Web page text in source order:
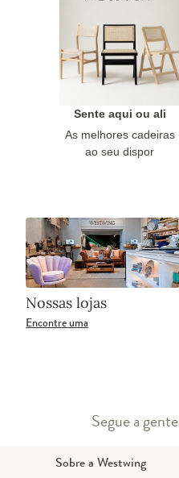
Sente aqui ou ali
As melhores cadeiras
ao seu dispor
Nossas lojas
Encontre uma
Segue a gente
Sobre a Westwing